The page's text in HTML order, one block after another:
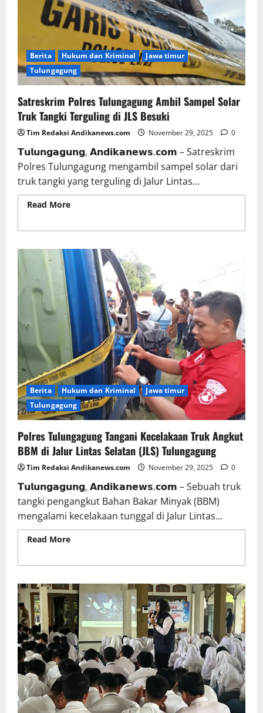
Berita Hukum dan Kriminal
Jawa timur
Tulungagung
Satreskrim Polres Tulungagung Ambil Sampel Solar
Truk Tangki Terguling di JLS Besuki
Tim Redaksi Andikanews.com November 29, 2025 0
𝗧𝘂𝗹𝘂𝗻𝗴𝗮𝗴𝘂𝗻𝗴, 𝗔𝗻𝗱𝗶𝗸𝗮𝗻𝗲𝘄𝘀.𝗰𝗼𝗺 – Satreskrim
Polres Tulungagung mengambil sampel solar dari
truk tangki yang terguling di Jalur Lintas...
Read More
Berita Hukum dan Kriminal
Jawa timur
Tulungagung
Polres Tulungagung Tangani Kecelakaan Truk Angkut
BBM di Jalur Lintas Selatan (JLS) Tulungagung
Tim Redaksi Andikanews.com November 29, 2025 0
𝗧𝘂𝗹𝘂𝗻𝗴𝗮𝗴𝘂𝗻𝗴, 𝗔𝗻𝗱𝗶𝗸𝗮𝗻𝗲𝘄𝘀.𝗰𝗼𝗺 – Sebuah truk
tangki pengangkut Bahan Bakar Minyak (BBM)
mengalami kecelakaan tunggal di Jalur Lintas...
Read More